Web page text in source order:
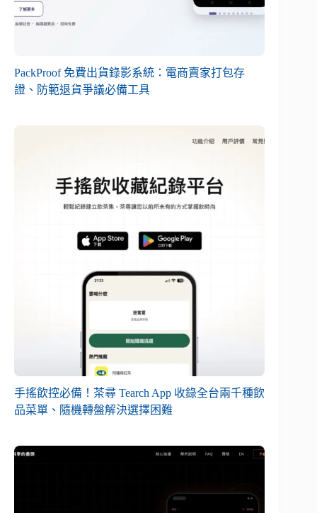
PackProof 免費出貨錄影系統：電商賣家打包存
證、防範退貨爭議必備工具
手搖飲控必備！茶尋 Tearch App 收錄全台兩千種飲
品菜單、隨機轉盤解決選擇困難